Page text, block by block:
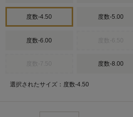
度数-4.50 度数-5.00
度数-6.00
度数-8.00
選択されたサイズ：度数-4.50